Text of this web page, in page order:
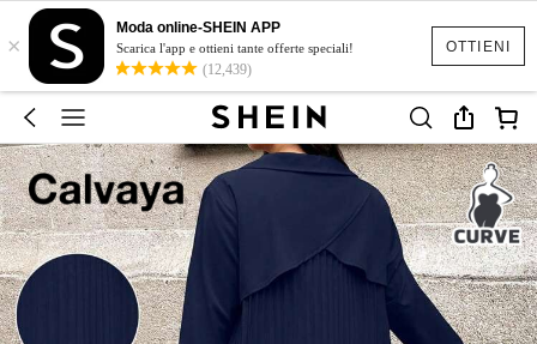
OTTIENI
×
Moda online-SHEIN APP
Scarica l'app e ottieni tante offerte speciali!
(12,439)